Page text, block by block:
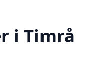
i Timrå